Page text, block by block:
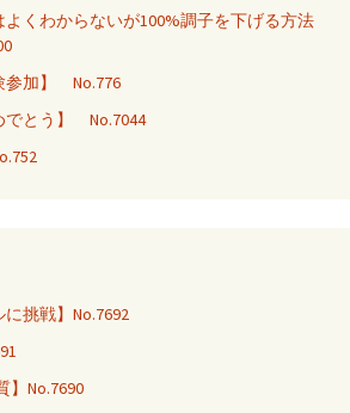
よくわからないが100%調子を下げる方法
参加】 No.776
でとう】 No.7044
に挑戦】No.7692
】No.7690